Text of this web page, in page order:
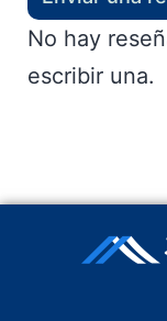
No hay
escribir una.